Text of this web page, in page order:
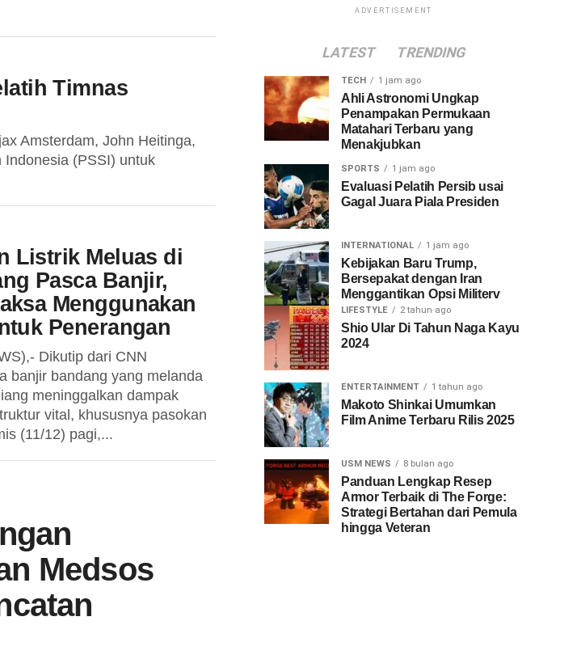
Timnas
Amsterdam, John Heitinga,
(PSSI) untuk
Listrik Meluas di
Pasca Banjir,
Menggunakan
Penerangan
Dikutip dari CNN
banjir bandang yang melanda
meninggalkan dampak
vital, khususnya pasokan
(11/12) pagi,...
Medsos
ADVERTISEMENT
LATEST TRENDING
TECH 1 jam ago
Ahli Astronomi Ungkap
Penampakan Permukaan
Matahari Terbaru yang
Menakjubkan
SPORTS 1 jam ago
Evaluasi Pelatih Persib usai
Gagal Juara Piala Presiden
INTERNATIONAL 1 jam ago
Kebijakan Baru Trump,
Bersepakat dengan Iran
Menggantikan Opsi Militerv
LIFESTYLE 2 tahun ago
Shio Ular Di Tahun Naga Kayu
2024
ENTERTAINMENT 1 tahun ago
Makoto Shinkai Umumkan
Film Anime Terbaru Rilis 2025
USM NEWS 8 bulan ago
Panduan Lengkap Resep
Armor Terbaik di The Forge:
Strategi Bertahan dari Pemula
hingga Veteran